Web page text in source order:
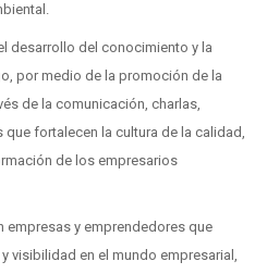
desarrollo del conocimiento y la
por medio de la promoción de la
de la comunicación, charlas,
fortalecen la cultura de la calidad,
de los empresarios
empresas y emprendedores que
visibilidad en el mundo empresarial,